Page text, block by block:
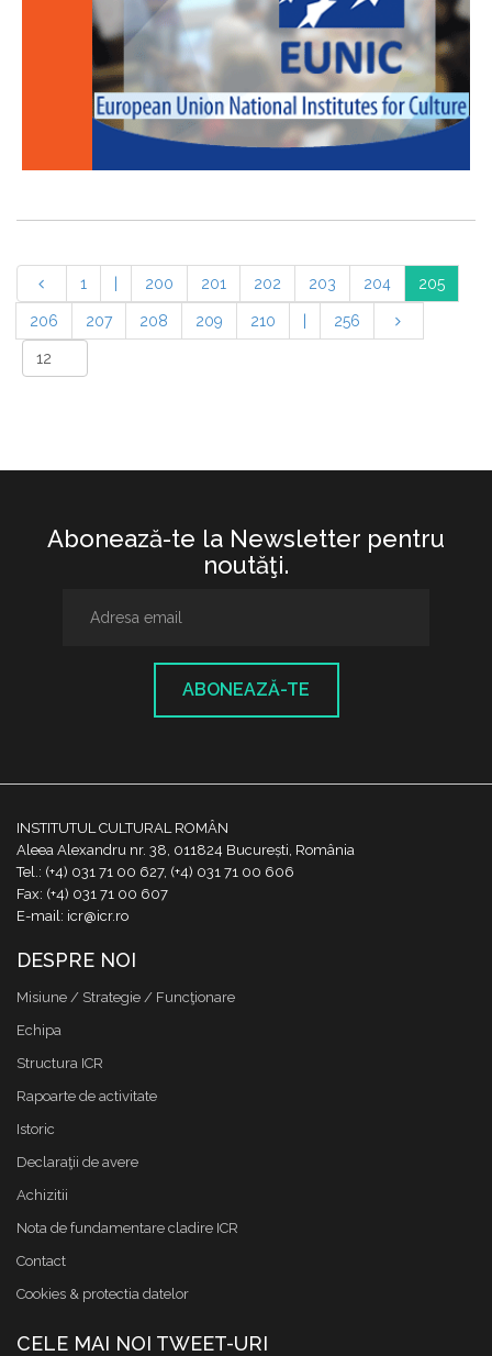
1 200 201 202 203 204 205
206 207 208 209 210 256
Abonează-te la Newsletter pentru
noutăţi.
ABONEAZĂ-TE
INSTITUTUL CULTURAL ROMÂN
Aleea Alexandru nr. 38, 011824 București, România
Tel.: (+4) 031 71 00 627, (+4) 031 71 00 606
Fax: (+4) 031 71 00 607
E-mail: icr@icr.ro
DESPRE NOI
Misiune / Strategie / Funcţionare
Echipa
Structura ICR
Rapoarte de activitate
Istoric
Declaraţii de avere
Achizitii
Nota de fundamentare cladire ICR
Contact
Cookies & protectia datelor
CELE MAI NOI TWEET-URI